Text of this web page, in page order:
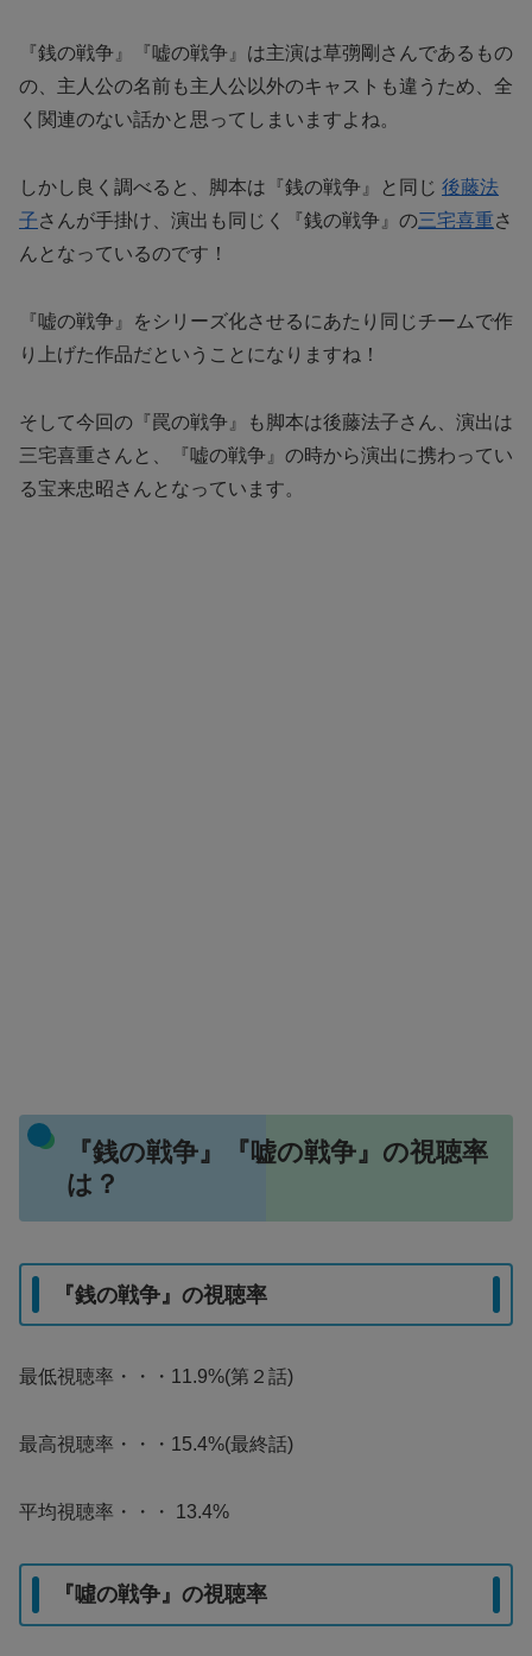
『銭の戦争』『嘘の戦争』は主演は草彅剛さんであるもの
の、主人公の名前も主人公以外のキャストも違うため、全
く関連のない話かと思ってしまいますよね。
しかし良く調べると、脚本は『銭の戦争』と同じ 後藤法
子さんが手掛け、演出も同じく『銭の戦争』の三宅喜重さ
んとなっているのです！
『嘘の戦争』をシリーズ化させるにあたり同じチームで作
り上げた作品だということになりますね！
そして今回の『罠の戦争』も脚本は後藤法子さん、演出は
三宅喜重さんと、『嘘の戦争』の時から演出に携わってい
る宝来忠昭さんとなっています。
『銭の戦争』『嘘の戦争』の視聴率
は？
『銭の戦争』の視聴率
最低視聴率・・・11.9%(第２話)
最高視聴率・・・15.4%(最終話)
平均視聴率・・・ 13.4%
『噓の戦争』の視聴率